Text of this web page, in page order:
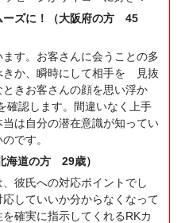
ーズに！（大阪府の方 45
す。お客さんに会うことの多
きか、瞬時にして相手を 見抜
きお客さんの顔を思い浮か
確認します。間違いなく上手
は自分の潜在意識が知ってい
です。
海道の方 29歳）
彼氏への対応ポイントでし
していいか分からなくなって
確実に指示してくれるRKカ